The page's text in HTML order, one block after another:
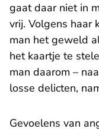
gaat daar niet in
vrij. Volgens haar
man het geweld
het kaartje te
man daarom –
losse delicten,
Gevoelens van